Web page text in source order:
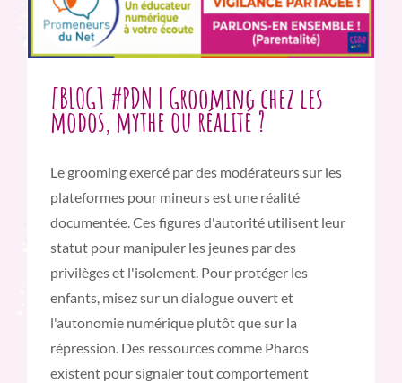
[BLOG] #PDN | Grooming chez les
modos, mythe ou réalité ?
Le grooming exercé par des modérateurs sur les
plateformes pour mineurs est une réalité
documentée. Ces figures d'autorité utilisent leur
statut pour manipuler les jeunes par des
privilèges et l'isolement. Pour protéger les
enfants, misez sur un dialogue ouvert et
l'autonomie numérique plutôt que sur la
répression. Des ressources comme Pharos
existent pour signaler tout comportement